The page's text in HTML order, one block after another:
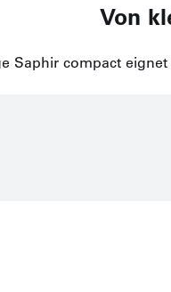
Von
Saphir compact